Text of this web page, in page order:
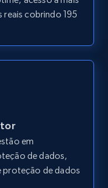
Post
grátis
reais cobrindo 195
em
de dados,
proteção de dados